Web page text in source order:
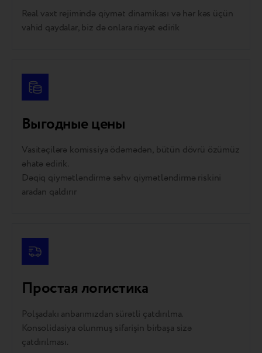
Real vaxt rejimində qiymət dinamikası və hər kəs üçün
vahid qaydalar, biz də onlara riayət edirik
Выгодные цены
Vasitəçilərə komissiya ödəmədən, bütün dövrü özümüz
əhatə edirik.
Dəqiq qiymətləndirmə səhv qiymətləndirmə riskini
aradan qaldırır
Простая логистика
Polşadakı anbarımızdan sürətli çatdırılma.
Konsolidasiya olunmuş sifarişin birbaşa sizə
çatdırılması.